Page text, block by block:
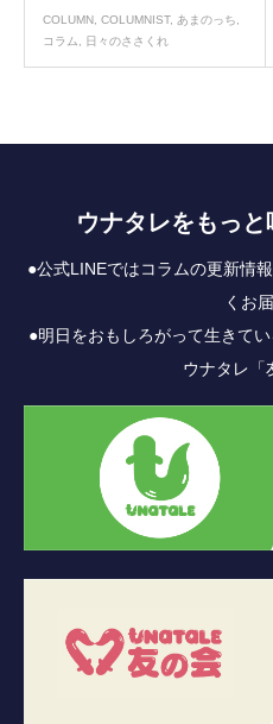
COLUMN COLUMNIST, あまのっち
コラム
日々のささくれ
ウナタレをもっと
●公式LINEではコラムの更新情
くお
●明日をおもしろがって生きて
ウナタレ「